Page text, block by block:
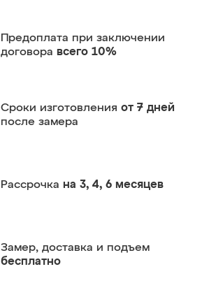
Предоплата при заключении
договора всего 10%
Сроки изготовления от 7 дней
после замера
Рассрочка на 3, 4, 6 месяцев
Замер, доставка и подъем
бесплатно